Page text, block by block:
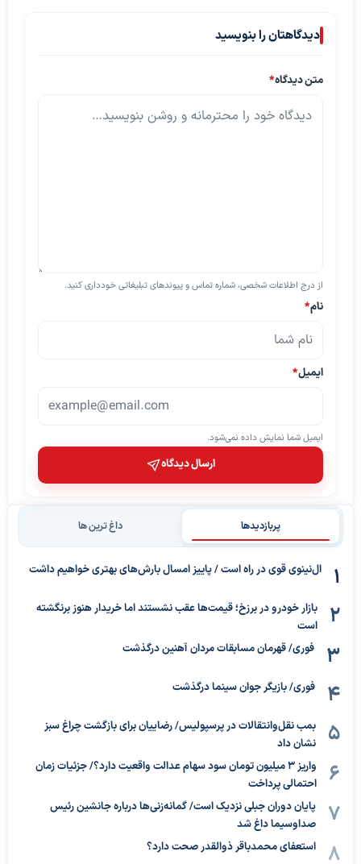
دیدگاهتان را بنویسید
متن دیدگاه*
از درج اطلاعات شخصی، شماره تماس و پیوندهای تبلیغاتی خودداری کنید.
نام*
ایمیل*
ایمیل شما نمایش داده نمی‌شود.
ارسال دیدگاه
پربازدیدها داغ ترین ها
ال‌نینوی قوی در راه است / پاییز امسال بارش‌های بهتری خواهیم داشت
بازار خودرو در برزخ؛ قیمت‌ها عقب نشستند اما خریدار هنوز برنگشته
است
فوری/ قهرمان مسابقات مردان آهنین درگذشت
فوری/ بازیگر جوان سینما درگذشت
بمب نقل‌وانتقالات در پرسپولیس/ رضاییان برای بازگشت چراغ سبز
نشان داد
واریز ۳ میلیون تومان سود سهام عدالت واقعیت دارد؟/ جزئیات زمان
احتمالی پرداخت
پایان دوران جبلی نزدیک است/ گمانه‌زنی‌ها درباره جانشین رئیس
صداوسیما داغ شد
استعفای محمدباقر ذوالقدر صحت دارد؟